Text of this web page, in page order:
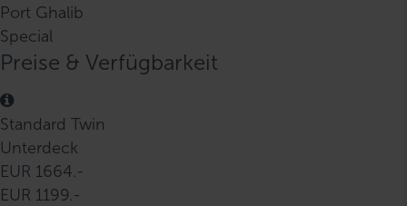
Port Ghalib
Special
Preise & Verfügbarkeit
Standard Twin
Unterdeck
EUR 1664.-
EUR 1199.-